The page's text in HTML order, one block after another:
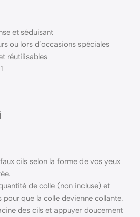
et séduisant
ou lors d’occasions spéciales
réutilisables
cils selon la forme de vos yeux
de colle (non incluse) et
que la colle devienne collante.
des cils et appuyer doucement